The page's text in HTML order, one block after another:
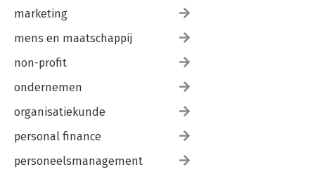
marketing
mens en maatschappij
non-profit
ondernemen
organisatiekunde
personal finance
personeelsmanagement